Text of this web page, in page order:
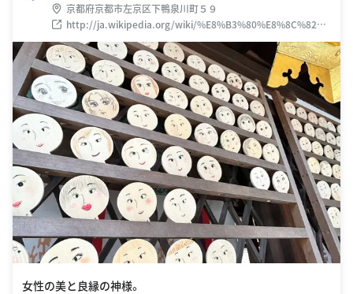
京都府京都市左京区下鴨泉川町５９
http://ja.wikipedia.org/wiki/%E8%B3%80%E8%8C%82%E
5%BE%A1%E7%A5%96%E7%A5%9E%E7%A4%BE
女性の美と良縁の神様。